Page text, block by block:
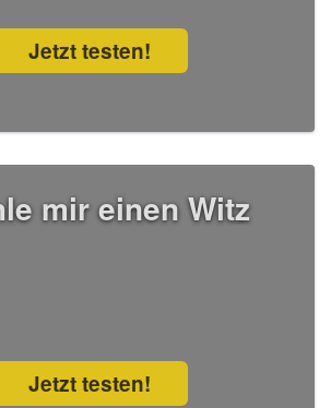
Jetzt testen!
mir einen Witz
Jetzt testen!